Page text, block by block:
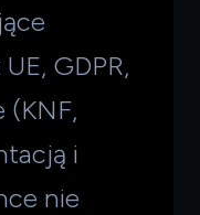
GDPR,
(KNF,
i
nie